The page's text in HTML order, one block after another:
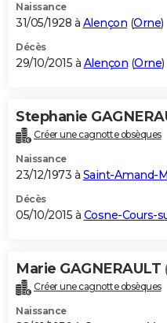
Naissance
31/05/1928 à Alençon (Orne)
Décès
29/10/2015 à Alençon (Orne)
Stephanie
Créer une cagnotte obsèques
Naissance
23/12/1973 à Saint-Amand-
Décès
05/10/2015 à Cosne-Cours-
Marie GAGNERAULT
Créer une cagnotte obsèques
Naissance